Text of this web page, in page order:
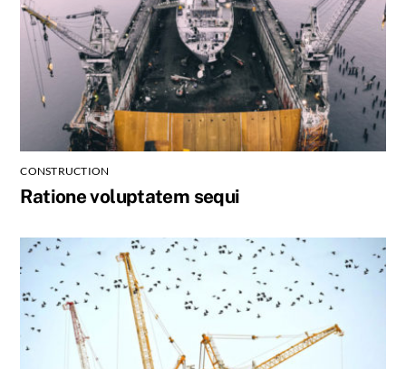
CONSTRUCTION
Ratione voluptatem sequi